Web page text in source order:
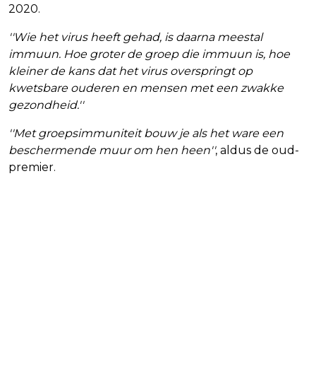
2020.
''Wie het virus heeft gehad, is daarna meestal
immuun. Hoe groter de groep die immuun is, hoe
kleiner de kans dat het virus overspringt op
kwetsbare ouderen en mensen met een zwakke
gezondheid.''
''Met groepsimmuniteit bouw je als het ware een
beschermende muur om hen heen'', aldus de oud-
premier.